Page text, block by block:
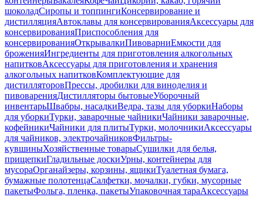
шоколадСиропы и топпингиКонсервирование и
дистилляцияАвтоклавы для консервированияАксессуары для
консервированияПриспособления для
консервированияОткрывалкиПивоварниЕмкости для
броженияИнгредиенты для приготовления алкогольных
напитковАксессуары для приготовления и хранения
алкогольных напитковКомплектующие для
дистилляторовПрессы, дробилки для виноделия и
пивоваренияДистилляторы бытовыеУборочный
инвентарьШвабры, насадкиВедра, тазы для уборкиНаборы
для уборкиТурки, заварочные чайникиЧайники заварочные,
кофейникиЧайники для плитыТурки, молочникиАксессуары
для чайников, электрочайниковФильтры-
кувшиныХозяйственные товарыСушилки для белья,
прищепкиГладильные доскиУрны, контейнеры для
мусораОрганайзеры, корзины, ящикиТуалетная бумага,
бумажные полотенцаСалфетки, мочалки, губки, мусорные
пакетыФольга, пленка, пакетыУпаковочная тараАксессуары